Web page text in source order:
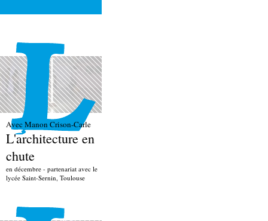
Avec Manon Crison-Carle
L'architecture en
chute
en décembre - partenariat avec le
lycée Saint-Sernin, Toulouse